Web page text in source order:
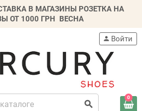
В МАГАЗИНЫ РОЗЕТКА НА
ОТ 1000 ГРН ВЕСНА
search
person Войти
0